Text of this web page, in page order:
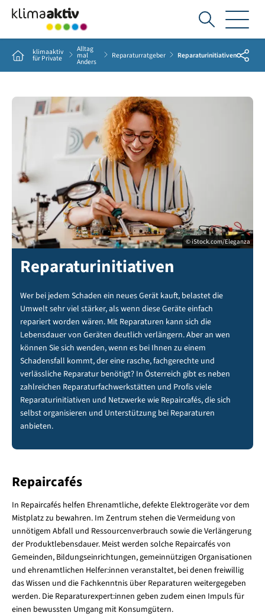
Ich
suche...
Home klimaaktiv
für Private
Alltag
mal
Anders
Reparaturratgeber ReparaturinitiativenShare
© iStock.com/Eleganza
Reparaturinitiativen
Wer bei jedem Schaden ein neues Gerät kauft, belastet die
Umwelt sehr viel stärker, als wenn diese Geräte einfach
repariert worden wären. Mit Reparaturen kann sich die
Lebensdauer von Geräten deutlich verlängern. Aber an wen
können Sie sich wenden, wenn es bei Ihnen zu einem
Schadensfall kommt, der eine rasche, fachgerechte und
verlässliche Reparatur benötigt? In Österreich gibt es neben
zahlreichen Reparaturfachwerkstätten und Profis viele
Reparaturinitiativen und Netzwerke wie Repaircafés, die sich
selbst organisieren und Unterstützung bei Reparaturen
anbieten.
Repaircafés
In Repaircafés helfen Ehrenamtliche, defekte Elektrogeräte vor dem
Mistplatz zu bewahren. Im Zentrum stehen die Vermeidung von
unnötigem Abfall und Ressourcenverbrauch sowie die Verlängerung
der Produktlebensdauer. Meist werden solche Repaircafés von
Gemeinden, Bildungseinrichtungen, gemeinnützigen Organisationen
und ehrenamtlichen Helfer:innen veranstaltet, bei denen freiwillig
das Wissen und die Fachkenntnis über Reparaturen weitergegeben
werden. Die Reparaturexpert:innen geben zudem einen Impuls für
einen bewussten Umgang mit Konsumgütern.